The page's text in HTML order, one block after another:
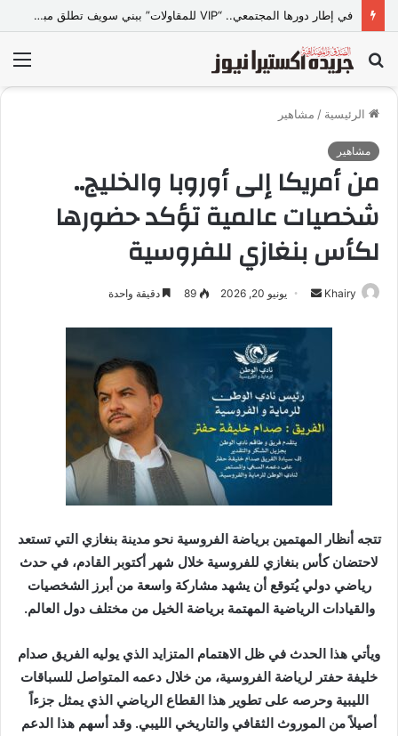
في إطار دورها المجتمعي.. “VIP للمقاولات” ببني سويف تطلق مبادرة “تعالي أقدم على تصالح” بالمجان
بحث
عن
الرئيسية / مشاهير
مشاهير
من أمريكا إلى أوروبا والخليج..
شخصيات عالمية تؤكد حضورها
لكأس بنغازي للفروسية
Khairy
ر
د
ل
ر
و
ن
ا
يونيو 20, 2026 89 دقيقة واحدة
تتجه أنظار المهتمين برياضة الفروسية نحو مدينة بنغازي التي تستعد
لاحتضان كأس بنغازي للفروسية خلال شهر أكتوبر القادم، في حدث
رياضي دولي يُتوقع أن يشهد مشاركة واسعة من أبرز الشخصيات
والقيادات الرياضية المهتمة برياضة الخيل من مختلف دول العالم.
ويأتي هذا الحدث في ظل الاهتمام المتزايد الذي يوليه الفريق صدام
خليفة حفتر لرياضة الفروسية، من خلال دعمه المتواصل للسباقات
الليبية وحرصه على تطوير هذا القطاع الرياضي الذي يمثل جزءاً
أصيلاً من الموروث الثقافي والتاريخي الليبي. وقد أسهم هذا الدعم